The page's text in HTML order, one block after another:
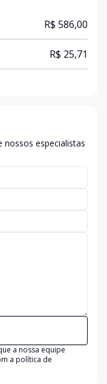
R$ 586,00
R$ 25,71
nossos especialistas
a nossa equipe
a política de